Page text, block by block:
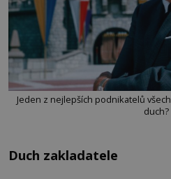
Jeden z nejlepších podnikatelů
duch?
Duch zakladatele